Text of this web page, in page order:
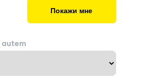
Покажи мне
autem